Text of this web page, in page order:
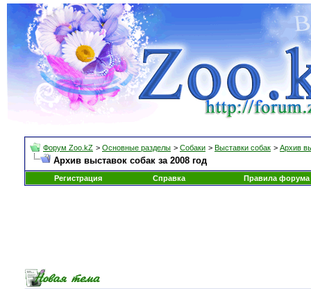
Форум Zoo.kZ > Основные разделы > Собаки > Выставки собак > Архив
Архив выставок собак за 2008 год
Регистрация Справка Правила форума